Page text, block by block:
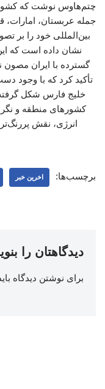
چتم‌هاوس نوشت که
جمله عربستان، امارات،
بین‌المللی خود را بر
نشان داده است که
گسترده با ایران مصون
تأکید کرد که با وجود
خلیج فارس شکل
کشورهای منطقه و
انرژی، نقش
برچسب‌ها: اخرین خبر
دیدگاهتان را
برای نوشتن دیدگاه